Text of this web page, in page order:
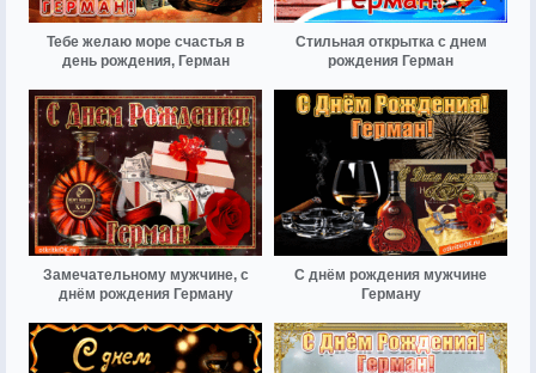
Тебе желаю море счастья в
день рождения, Герман
Стильная открытка с днем
рождения Герман
Замечательному мужчине, с
днём рождения Герману
С днём рождения мужчине
Герману